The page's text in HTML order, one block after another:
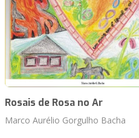
Rosais de Rosa no Ar
Marco Aurélio Gorgulho Bacha